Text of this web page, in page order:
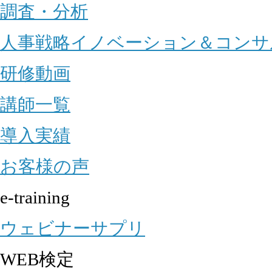
調査・分析
人事戦略イノベーション＆コン
研修動画
講師一覧
導入実績
お客様の声
e-training
ウェビナーサプリ
WEB検定